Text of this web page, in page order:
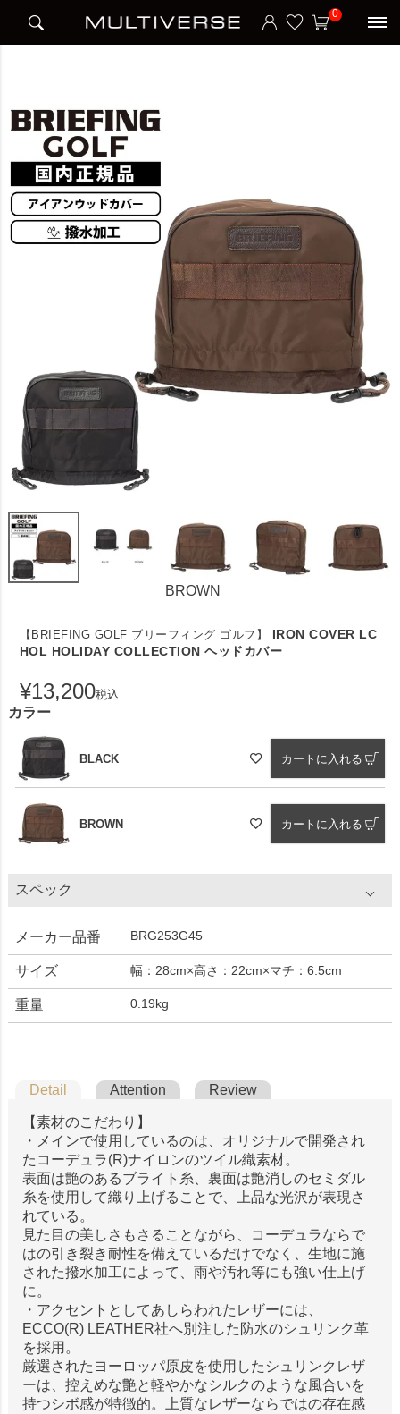
0
IRON COVER LC HOL HOLIDAY COLLECTION ヘッドカバー
BROWN
【BRIEFING GOLF ブリーフィング ゴルフ】
IRON COVER LC
HOL HOLIDAY COLLECTION ヘッドカバー
¥13,200税込
カラー
BLACK カートに入れる
BROWN カートに入れる
スペック
メーカー品番 BRG253G45
サイズ 幅：28cm×高さ：22cm×マチ：6.5cm
重量 0.19kg
Detail Attention Review
【素材のこだわり】
・メインで使用しているのは、オリジナルで開発され
たコーデュラ(R)ナイロンのツイル織素材。
表面は艶のあるブライト糸、裏面は艶消しのセミダル
糸を使用して織り上げることで、上品な光沢が表現さ
れている。
見た目の美しさもさることながら、コーデュラならで
はの引き裂き耐性を備えているだけでなく、生地に施
された撥水加工によって、雨や汚れ等にも強い仕上げ
に。
・アクセントとしてあしらわれたレザーには、
ECCO(R) LEATHER社へ別注した防水のシュリンク革
を採用。
厳選されたヨーロッパ原皮を使用したシュリンクレザ
ーは、控えめな艶と軽やかなシルクのような風合いを
持つシボ感が特徴的。上質なレザーならではの存在感